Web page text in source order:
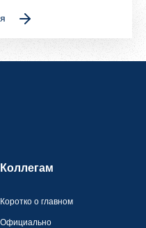
Коллегам
Коротко о главном
Официально